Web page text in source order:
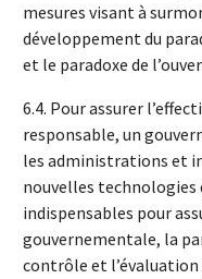
mesures visant à
développement du
et le paradoxe de
6.4. Pour assurer
responsable, un
les administrations et
nouvelles technologies
indispensables pour
gouvernementale, la
contrôle et l’évaluation